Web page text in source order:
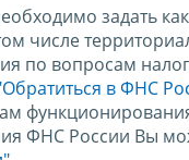
задать
числе
по вопросам
в ФНС
ФНС России Вы